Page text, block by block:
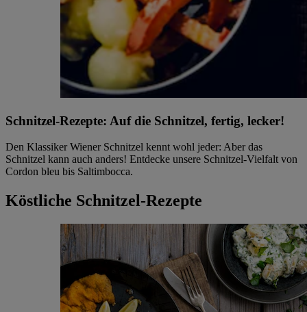
Schnitzel-Rezepte: Auf die Schnitzel, fertig, lecker!
Den Klassiker Wiener Schnitzel kennt wohl jeder: Aber das
Schnitzel kann auch anders! Entdecke unsere Schnitzel-Vielfalt von
Cordon bleu bis Saltimbocca.
Köstliche Schnitzel-Rezepte